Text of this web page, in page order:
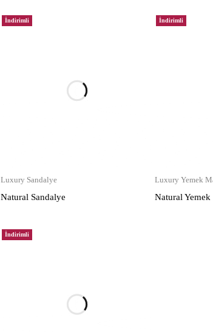
İndirimli
Luxury Sandalye
Natural Sandalye
İndirimli
Luxury Yemek
Natural Yemek
İndirimli